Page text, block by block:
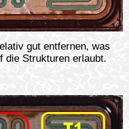
gut entfernen, was
die Strukturen erlaubt.